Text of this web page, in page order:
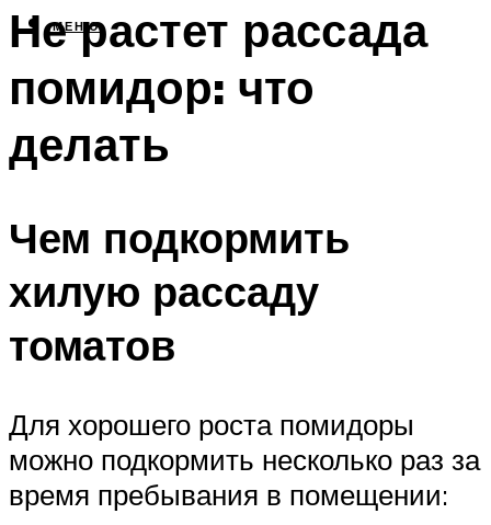
МЕНЮ
Не растет рассада
помидор: что
делать
Чем подкормить
хилую рассаду
томатов
Для хорошего роста помидоры
можно подкормить несколько раз за
время пребывания в помещении: